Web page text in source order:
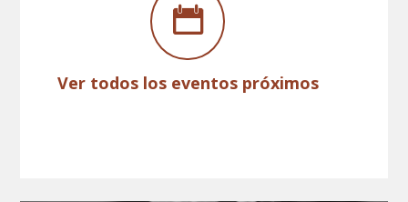
Ver todos los eventos próximos